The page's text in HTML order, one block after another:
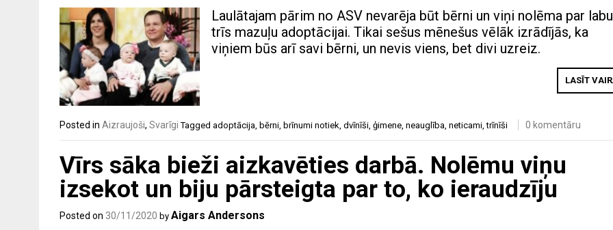
Laulātajam pārim no ASV nevarēja būt bērni un viņi nolēma par labu
trīs mazuļu adoptācijai. Tikai sešus mēnešus vēlāk izrādījās, ka
viņiem būs arī savi bērni, un nevis viens, bet divi uzreiz.
LASĪT
Posted in Aizraujoši, Svarīgi Tagged adoptācija bērni brīnumi notiek dvīnīši ģimene neauglība neticami ,trīnīši 0 komentāru
Vīrs sāka bieži aizkavēties darbā. Nolēmu viņu
izsekot un biju pārsteigta par to, ko ieraudzīju
Posted on 30/11/2020 by Aigars Andersons